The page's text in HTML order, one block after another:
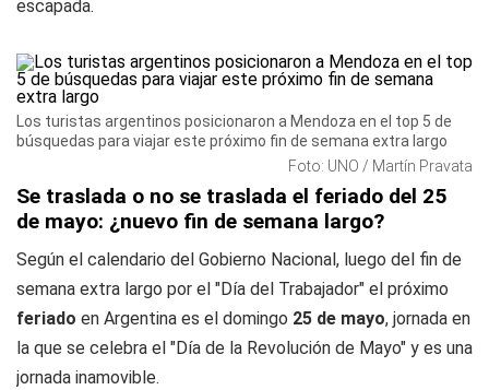
escapada.
Los turistas argentinos posicionaron a Mendoza en el top 5 de
búsquedas para viajar este próximo fin de semana extra largo
Foto: UNO / Martín Pravata
Se traslada o no se traslada el feriado del 25
de mayo: ¿nuevo fin de semana largo?
Según el calendario del Gobierno Nacional, luego del fin de
semana extra largo por el "Día del Trabajador" el próximo
feriado en Argentina es el domingo 25 de mayo, jornada en
la que se celebra el "Día de la Revolución de Mayo" y es una
jornada inamovible.